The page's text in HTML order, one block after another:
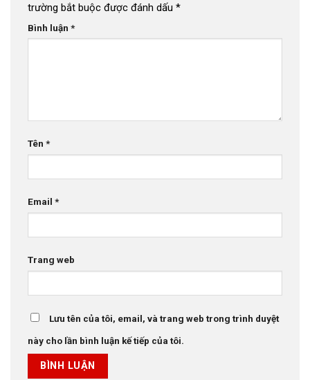
trường bắt buộc được đánh dấu *
Bình luận *
Tên *
Email *
Trang web
Lưu tên của tôi, email, và trang web trong trình duyệt
này cho lần bình luận kế tiếp của tôi.